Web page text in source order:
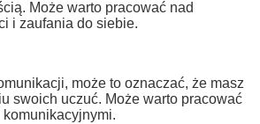
Może warto pracować nad
i zaufania do siebie.
może to oznaczać, że masz
swoich uczuć. Może warto pracować